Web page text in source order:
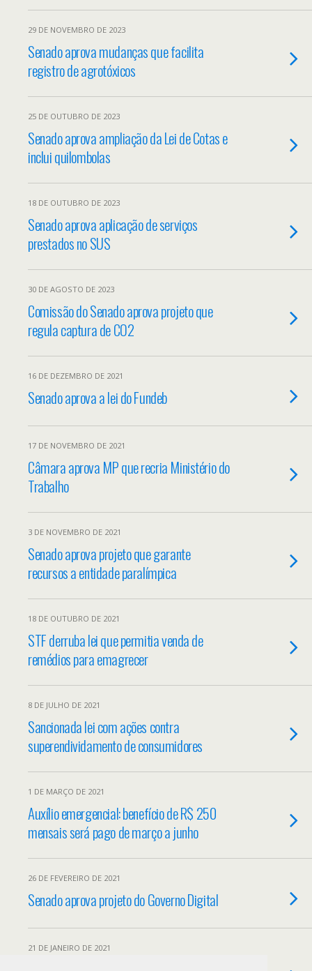
29 DE NOVEMBRO DE 2023
Senado aprova mudanças que facilita
registro de agrotóxicos
25 DE OUTUBRO DE 2023
Senado aprova ampliação da Lei de Cotas e
inclui quilombolas
18 DE OUTUBRO DE 2023
Senado aprova aplicação de serviços
prestados no SUS
30 DE AGOSTO DE 2023
Comissão do Senado aprova projeto que
regula captura de CO2
16 DE DEZEMBRO DE 2021
Senado aprova a lei do Fundeb
17 DE NOVEMBRO DE 2021
Câmara aprova MP que recria Ministério do
Trabalho
3 DE NOVEMBRO DE 2021
Senado aprova projeto que garante
recursos a entidade paralímpica
18 DE OUTUBRO DE 2021
STF derruba lei que permitia venda de
remédios para emagrecer
8 DE JULHO DE 2021
Sancionada lei com ações contra
superendividamento de consumidores
1 DE MARÇO DE 2021
Auxílio emergencial: benefício de R$ 250
mensais será pago de março a junho
26 DE FEVEREIRO DE 2021
Senado aprova projeto do Governo Digital
21 DE JANEIRO DE 2021